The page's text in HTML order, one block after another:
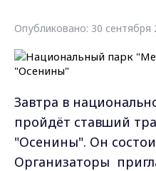
Опубликовано: 30 сентября
Завтра в
пройдёт ставший
"Осенины". Он
Организаторы